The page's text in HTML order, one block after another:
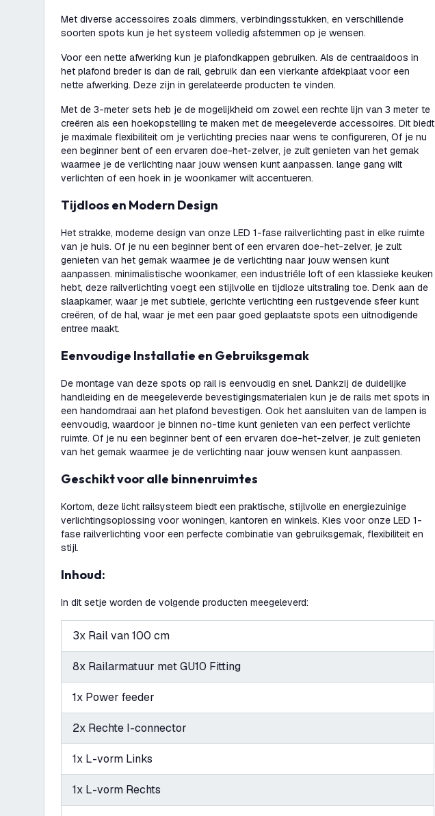
Met diverse accessoires zoals dimmers, verbindingsstukken, en verschillende
soorten spots kun je het systeem volledig afstemmen op je wensen.
Voor een nette afwerking kun je plafondkappen gebruiken. Als de centraaldoos in
het plafond breder is dan de rail, gebruik dan een vierkante afdekplaat voor een
nette afwerking. Deze zijn in gerelateerde producten te vinden.
Met de 3-meter sets heb je de mogelijkheid om zowel een rechte lijn van 3 meter te
creëren als een hoekopstelling te maken met de meegeleverde accessoires. Dit biedt
je maximale flexibiliteit om je verlichting precies naar wens te configureren, Of je nu
een beginner bent of een ervaren doe-het-zelver, je zult genieten van het gemak
waarmee je de verlichting naar jouw wensen kunt aanpassen. lange gang wilt
verlichten of een hoek in je woonkamer wilt accentueren.
Tijdloos en Modern Design
Het strakke, moderne design van onze LED 1-fase railverlichting past in elke ruimte
van je huis. Of je nu een beginner bent of een ervaren doe-het-zelver, je zult
genieten van het gemak waarmee je de verlichting naar jouw wensen kunt
aanpassen. minimalistische woonkamer, een industriële loft of een klassieke keuken
hebt, deze railverlichting voegt een stijlvolle en tijdloze uitstraling toe. Denk aan de
slaapkamer, waar je met subtiele, gerichte verlichting een rustgevende sfeer kunt
creëren, of de hal, waar je met een paar goed geplaatste spots een uitnodigende
entree maakt.
Eenvoudige Installatie en Gebruiksgemak
De montage van deze spots op rail is eenvoudig en snel. Dankzij de duidelijke
handleiding en de meegeleverde bevestigingsmaterialen kun je de rails met spots in
een handomdraai aan het plafond bevestigen. Ook het aansluiten van de lampen is
eenvoudig, waardoor je binnen no-time kunt genieten van een perfect verlichte
ruimte. Of je nu een beginner bent of een ervaren doe-het-zelver, je zult genieten
van het gemak waarmee je de verlichting naar jouw wensen kunt aanpassen.
Geschikt voor alle binnenruimtes
Kortom, deze licht railsysteem biedt een praktische, stijlvolle en energiezuinige
verlichtingsoplossing voor woningen, kantoren en winkels. Kies voor onze LED 1-
fase railverlichting voor een perfecte combinatie van gebruiksgemak, flexibiliteit en
stijl.
Inhoud:
In dit setje worden de volgende producten meegeleverd:
3x Rail van 100 cm
8x Railarmatuur met GU10 Fitting
1x Power feeder
2x Rechte I-connector
1x L-vorm Links
1x L-vorm Rechts